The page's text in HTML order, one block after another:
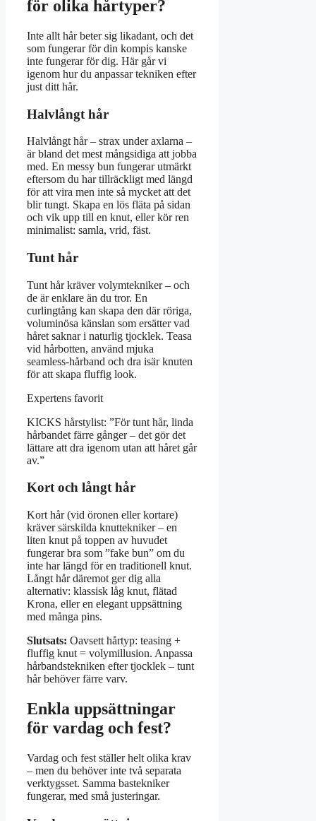
för olika hårtyper?
Inte allt hår beter sig likadant, och det
som fungerar för din kompis kanske
inte fungerar för dig. Här går vi
igenom hur du anpassar tekniken efter
just ditt hår.
Halvlångt hår
Halvlångt hår – strax under axlarna –
är bland det mest mångsidiga att jobba
med. En messy bun fungerar utmärkt
eftersom du har tillräckligt med längd
för att vira men inte så mycket att det
blir tungt. Skapa en lös fläta på sidan
och vik upp till en knut, eller kör ren
minimalist: samla, vrid, fäst.
Tunt hår
Tunt hår kräver volymtekniker – och
de är enklare än du tror. En
curlingtång kan skapa den där röriga,
voluminösa känslan som ersätter vad
håret saknar i naturlig tjocklek. Teasa
vid hårbotten, använd mjuka
seamless-hårband och dra isär knuten
för att skapa fluffig look.
Expertens favorit
KICKS hårstylist: ”För tunt hår, linda
hårbandet färre gånger – det gör det
lättare att dra igenom utan att håret går
av.”
Kort och långt hår
Kort hår (vid öronen eller kortare)
kräver särskilda knuttekniker – en
liten knut på toppen av huvudet
fungerar bra som ”fake bun” om du
inte har längd för en traditionell knut.
Långt hår däremot ger dig alla
alternativ: klassisk låg knut, flätad
Krona, eller en elegant uppsättning
med många pins.
Slutsats: Oavsett hårtyp: teasing +
fluffig knut = volymillusion. Anpassa
hårbandstekniken efter tjocklek – tunt
hår behöver färre varv.
Enkla uppsättningar
för vardag och fest?
Vardag och fest ställer helt olika krav
– men du behöver inte två separata
verktygsset. Samma bastekniker
fungerar, med små justeringar.